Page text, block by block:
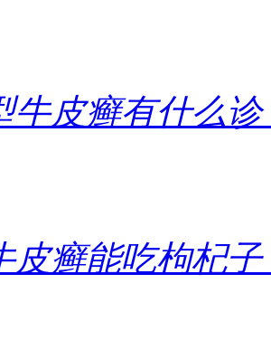
牛皮癣有什么诊
皮癣能吃枸杞子